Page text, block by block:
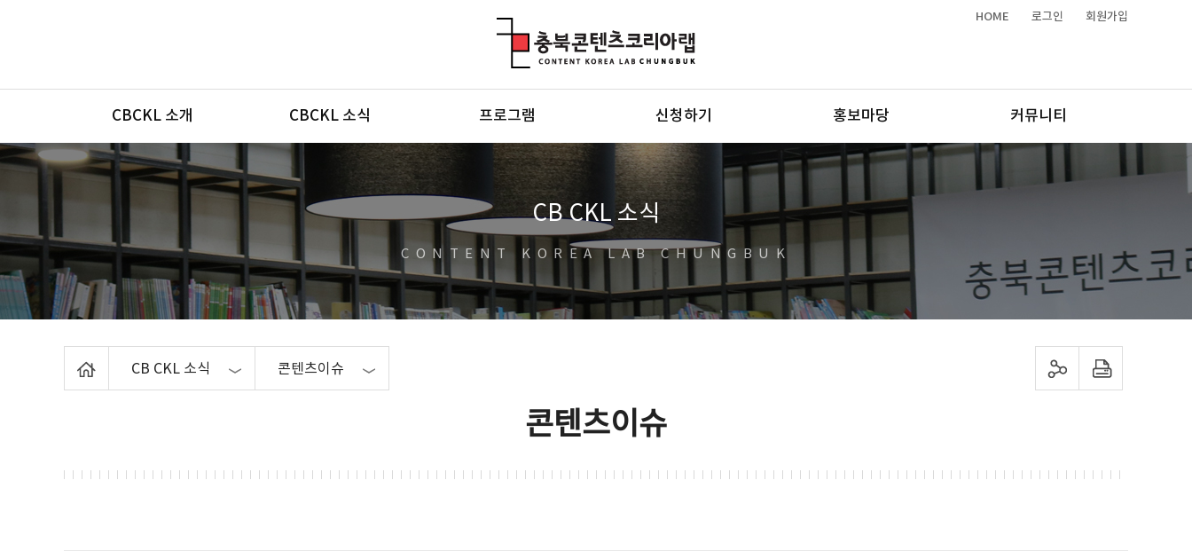
HOME 로그인 회원가입
메뉴
CBCKL 소개 CBCKL 소식 프로그램 신청하기 홍보마당 커뮤니티
CB CKL 소식
CONTENT KOREA LAB CHUNGBUK
CB CKL 소식 콘텐츠이슈 sns 공유하기 프린트하기
콘텐츠이슈